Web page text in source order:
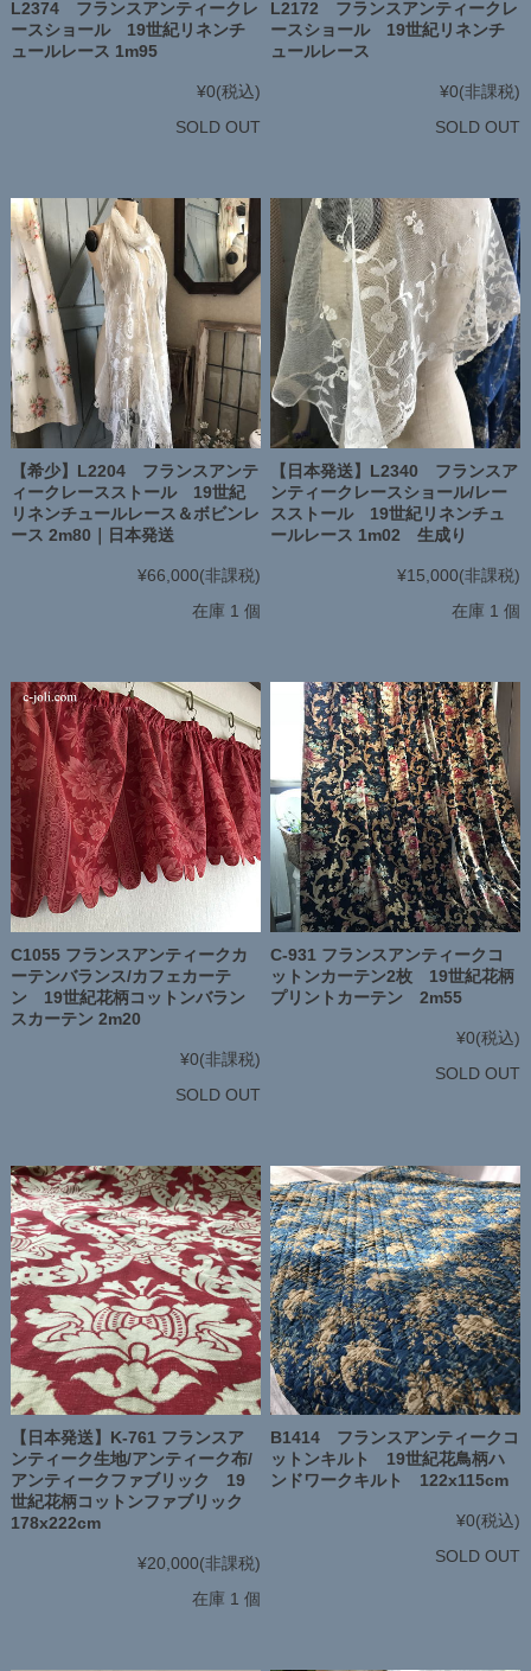
L2374 フランスアンティークレ
ースショール 19世紀リネンチ
ュールレース 1m95
¥0(税込)
SOLD OUT
L2172 フランスアンティークレ
ースショール 19世紀リネンチ
ュールレース
¥0(非課税)
SOLD OUT
【希少】L2204 フランスアンテ
ィークレースストール 19世紀
リネンチュールレース＆ボビンレ
ース 2m80｜日本発送
¥66,000(非課税)
在庫 1 個
【日本発送】L2340 フランスア
ンティークレースショール/レー
スストール 19世紀リネンチュ
ールレース 1m02 生成り
¥15,000(非課税)
在庫 1 個
C1055 フランスアンティークカ
ーテンバランス/カフェカーテ
ン 19世紀花柄コットンバラン
スカーテン 2m20
¥0(非課税)
SOLD OUT
C-931 フランスアンティークコ
ットンカーテン2枚 19世紀花柄
プリントカーテン 2m55
¥0(税込)
SOLD OUT
【日本発送】K-761 フランスア
ンティーク生地/アンティーク布/
アンティークファブリック 19
世紀花柄コットンファブリック
178x222cm
¥20,000(非課税)
在庫 1 個
B1414 フランスアンティークコ
ットンキルト 19世紀花鳥柄ハ
ンドワークキルト 122x115cm
¥0(税込)
SOLD OUT